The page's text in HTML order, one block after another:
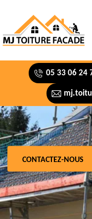
05 33 06 24
CONTACTEZ-NOUS